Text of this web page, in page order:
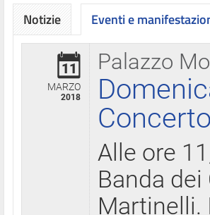
Notizie Eventi e
Palazzo
11
MARZO
2018
Alle ore
Banda
Martinelli.